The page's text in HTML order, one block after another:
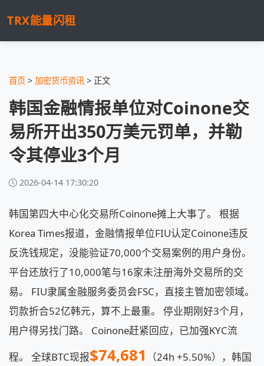
TRX能量闪租
首页 > 加密货币资讯 > 正文
韩国金融情报单位对Coinone交
易所开出350万美元罚单，并勒
令其停业3个月
2026-04-14 17:30:20
韩国第四大中心化交易所Coinone摊上大事了。 根据
Korea Times报道，金融情报单位FIU认定Coinone违反
反洗钱规定，没能验证70,000个交易案例的用户身份。
平台还放行了10,000笔与16家未注册海外交易所的交
易。 FIU隶属金融服务委员会FSC，直接主管加密领域。
罚款折合52亿韩元，算不上最重。 停业期刚好3个月，
用户得另找门路。 Coinone赶紧回应，已加强KYC流
程。 全球BTC现报$74,681 （24h +5.50%），韩国